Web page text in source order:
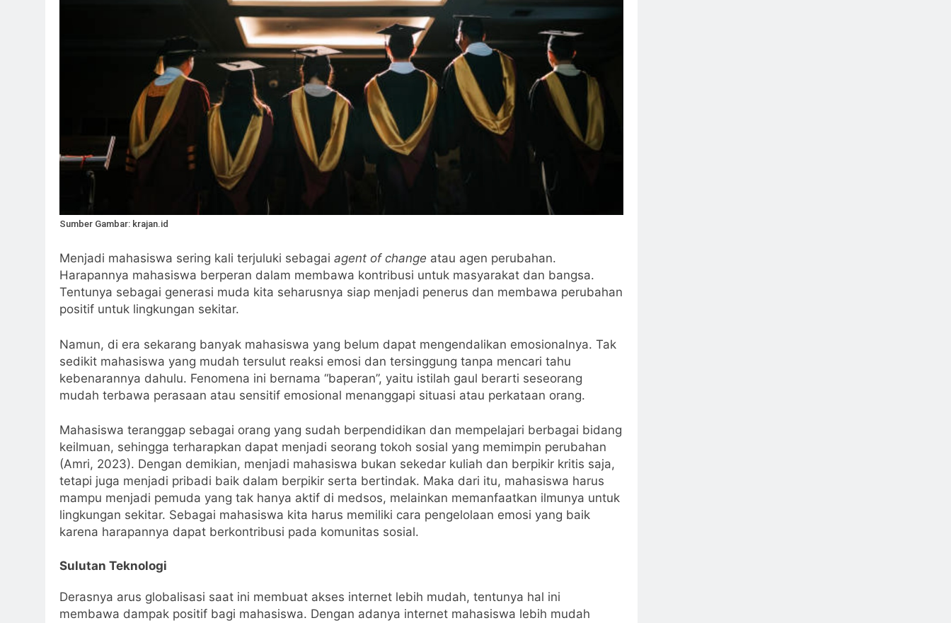
Sumber Gambar: krajan.id
Menjadi mahasiswa sering kali terjuluki sebagai agent of change atau agen perubahan.
Harapannya mahasiswa berperan dalam membawa kontribusi untuk masyarakat dan bangsa.
Tentunya sebagai generasi muda kita seharusnya siap menjadi penerus dan membawa perubahan
positif untuk lingkungan sekitar.
Namun, di era sekarang banyak mahasiswa yang belum dapat mengendalikan emosionalnya. Tak
sedikit mahasiswa yang mudah tersulut reaksi emosi dan tersinggung tanpa mencari tahu
kebenarannya dahulu. Fenomena ini bernama “baperan”, yaitu istilah gaul berarti seseorang
mudah terbawa perasaan atau sensitif emosional menanggapi situasi atau perkataan orang.
Mahasiswa teranggap sebagai orang yang sudah berpendidikan dan mempelajari berbagai bidang
keilmuan, sehingga terharapkan dapat menjadi seorang tokoh sosial yang memimpin perubahan
(Amri, 2023). Dengan demikian, menjadi mahasiswa bukan sekedar kuliah dan berpikir kritis saja,
tetapi juga menjadi pribadi baik dalam berpikir serta bertindak. Maka dari itu, mahasiswa harus
mampu menjadi pemuda yang tak hanya aktif di medsos, melainkan memanfaatkan ilmunya untuk
lingkungan sekitar. Sebagai mahasiswa kita harus memiliki cara pengelolaan emosi yang baik
karena harapannya dapat berkontribusi pada komunitas sosial.
Sulutan Teknologi
Derasnya arus globalisasi saat ini membuat akses internet lebih mudah, tentunya hal ini
membawa dampak positif bagi mahasiswa. Dengan adanya internet mahasiswa lebih mudah